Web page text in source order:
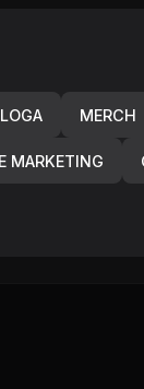
LOGA MERCH
MARKETING